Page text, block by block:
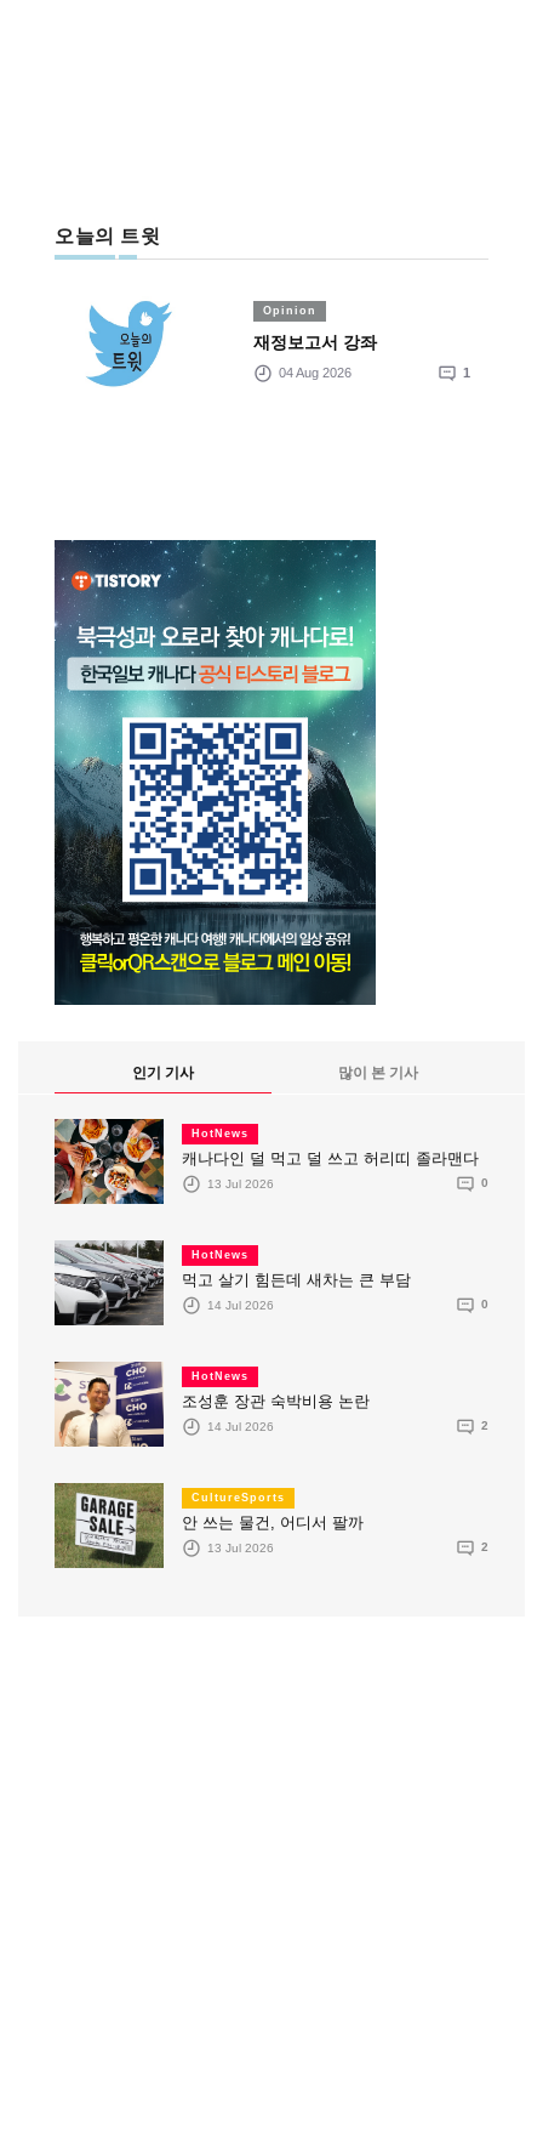
오늘의 트윗
Opinion
재정보고서 강좌
04 Aug 2026 1
인기 기사 많이 본 기사
HotNews
캐나다인 덜 먹고 덜 쓰고 허리띠 졸라맨다
13 Jul 2026 0
HotNews
먹고 살기 힘든데 새차는 큰 부담
14 Jul 2026 0
HotNews
조성훈 장관 숙박비용 논란
14 Jul 2026 2
CultureSports
안 쓰는 물건, 어디서 팔까
13 Jul 2026 2